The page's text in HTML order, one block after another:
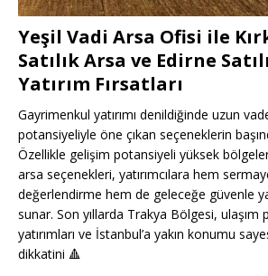
Yeşil Vadi Arsa Ofisi ile
Satılık Arsa ve Edirne
Yatırım Fırsatları
Gayrimenkul yatırımı denildiğinde uzun
potansiyeliyle öne çıkan seçeneklerin
Özellikle gelişim potansiyeli yüksek
arsa seçenekleri, yatırımcılara hem
değerlendirme hem de geleceğe güvenle
sunar. Son yıllarda Trakya Bölgesi, ulaşım
yatırımları ve İstanbul’a yakın konumu
dikkatini 🔺